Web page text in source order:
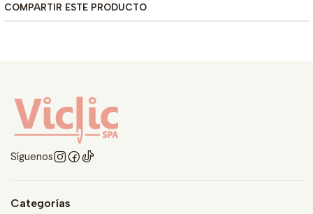
COMPARTIR ESTE PRODUCTO
Síguenos
Categorías